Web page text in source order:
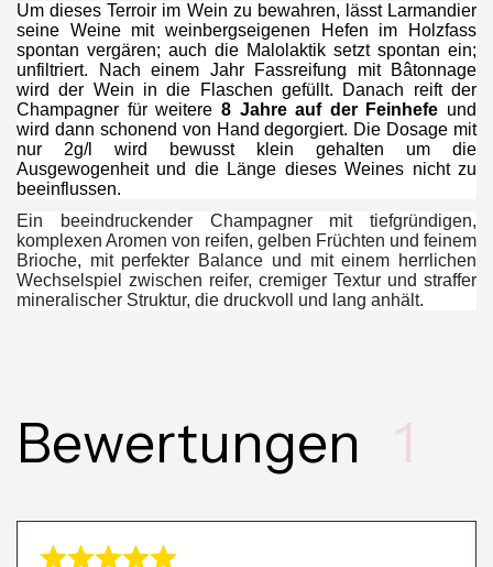
Um dieses Terroir im Wein zu bewahren, lässt Larmandier
seine Weine mit weinbergseigenen Hefen im Holzfass
spontan vergären; auch die Malolaktik setzt spontan ein;
unfiltriert. Nach einem Jahr Fassreifung mit Bâtonnage
wird der Wein in die Flaschen gefüllt. Danach reift der
Champagner für weitere 8 Jahre auf der Feinhefe und
wird dann schonend von Hand degorgiert. Die Dosage mit
nur 2g/l wird bewusst klein gehalten um die
Ausgewogenheit und die Länge dieses Weines nicht zu
beeinflussen.
Ein beeindruckender Champagner mit tiefgründigen,
komplexen Aromen von reifen, gelben Früchten und feinem
Brioche, mit perfekter Balance und mit einem herrlichen
Wechselspiel zwischen reifer, cremiger Textur und straffer
mineralischer Struktur, die druckvoll und lang anhält.
Bewertungen 1